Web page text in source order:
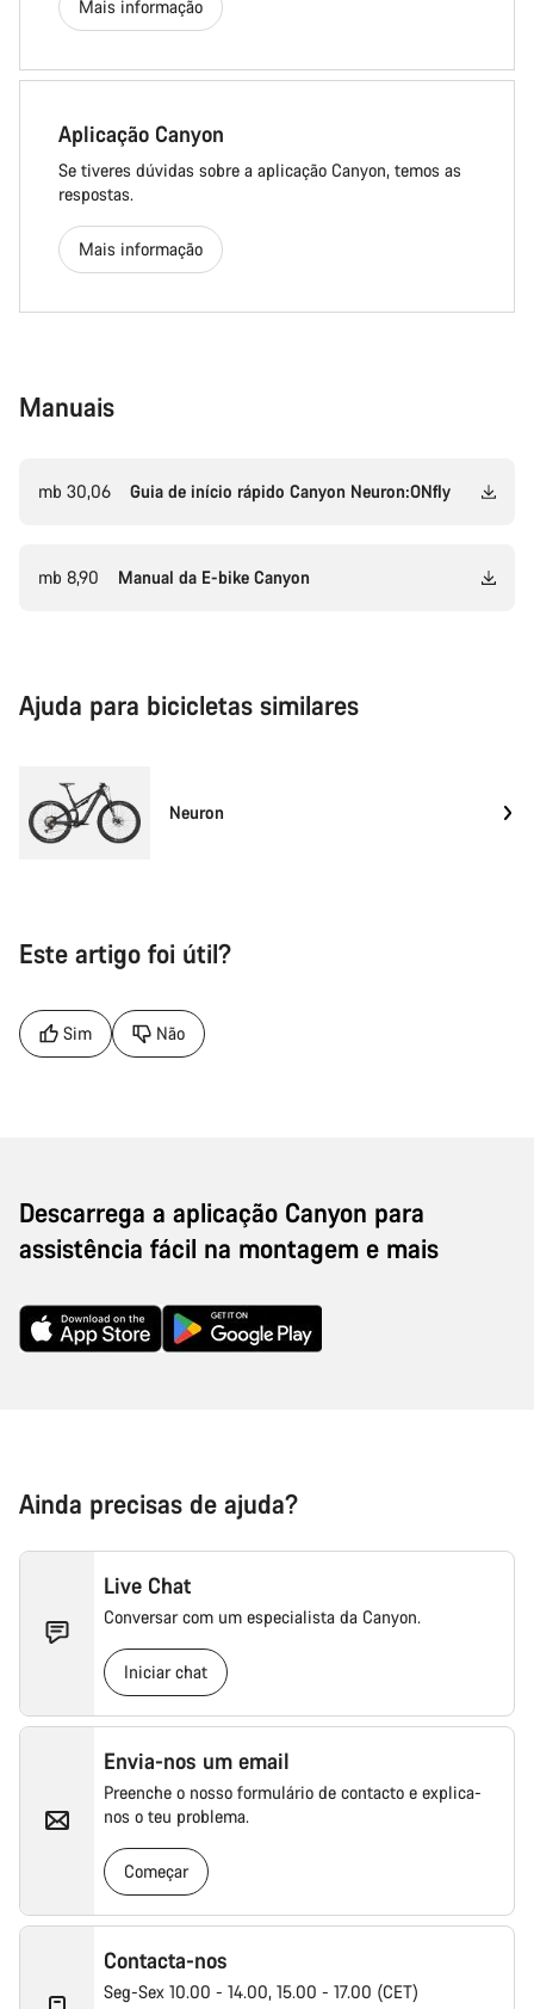
Mais informação
Aplicação Canyon
Se tiveres dúvidas sobre a aplicação Canyon, temos as
respostas.
Mais informação
Manuais
mb 30,06 Guia de início rápido Canyon Neuron:ONfly
mb 8,90 Manual da E-bike Canyon
Ajuda para bicicletas similares
Neuron
Este artigo foi útil?
Sim Não
Descarrega a aplicação Canyon para
assistência fácil na montagem e mais
Ainda precisas de ajuda?
Live Chat
Conversar com um especialista da Canyon.
Iniciar chat
Envia-nos um email
Preenche o nosso formulário de contacto e explica-
nos o teu problema.
Começar
Contacta-nos
Seg-Sex 10.00 - 14.00, 15.00 - 17.00 (CET)